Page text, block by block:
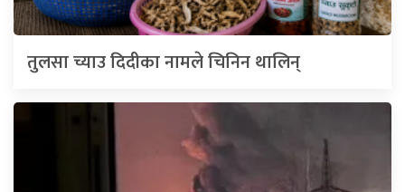
तुलसा च्याउ दिदीका नामले चिनिन थालिन्